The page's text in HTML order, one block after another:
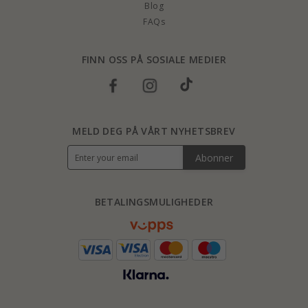
Blog
FAQs
FINN OSS PÅ SOSIALE MEDIER
BETALINGSMULIGHEDER
MELD DEG PÅ VÅRT NYHETSBREV
Abonner